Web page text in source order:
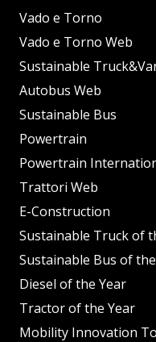
Vado e Torno
Vado e Torno Web
Sustainable
Autobus Web
Sustainable Bus
Powertrain
Powertrain
Trattori Web
E-Construction
Sustainable Truck of
Sustainable Bus of
Diesel of the Year
Tractor of the Year
Mobility Innovation